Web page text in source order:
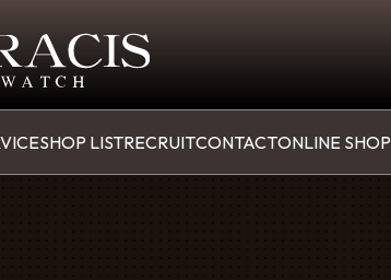
SHOP LISTRECRUITCONTACTONLINE SHOP